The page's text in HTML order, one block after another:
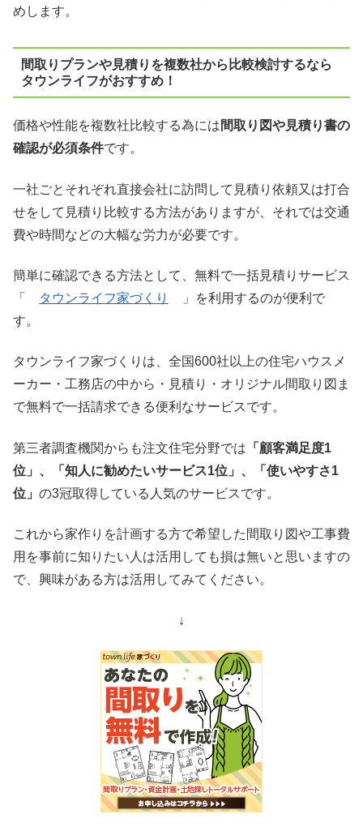
めします。
間取りプランや見積りを複数社から比較検討するなら
タウンライフがおすすめ！
価格や性能を複数社比較する為には間取り図や見積り書の
確認が必須条件です。
一社ごとそれぞれ直接会社に訪問して見積り依頼又は打合
せをして見積り比較する方法がありますが、それでは交通
費や時間などの大幅な労力が必要です。
簡単に確認できる方法として、無料で一括見積りサービス
「
タウンライフ家づくり
」を利用するのが便利で
す。
タウンライフ家づくりは、全国600社以上の住宅ハウスメ
ーカー・工務店の中から・見積り・オリジナル間取り図ま
で無料で一括請求できる便利なサービスです。
第三者調査機関からも注文住宅分野では 「顧客満足度1
位」、「知人に勧めたいサービス1位」、「使いやすさ1
位」 の3冠取得している人気のサービスです。
これから家作りを計画する方で希望した間取り図や工事費
用を事前に知りたい人は活用しても損は無いと思いますの
で、興味がある方は活用してみてください。
↓